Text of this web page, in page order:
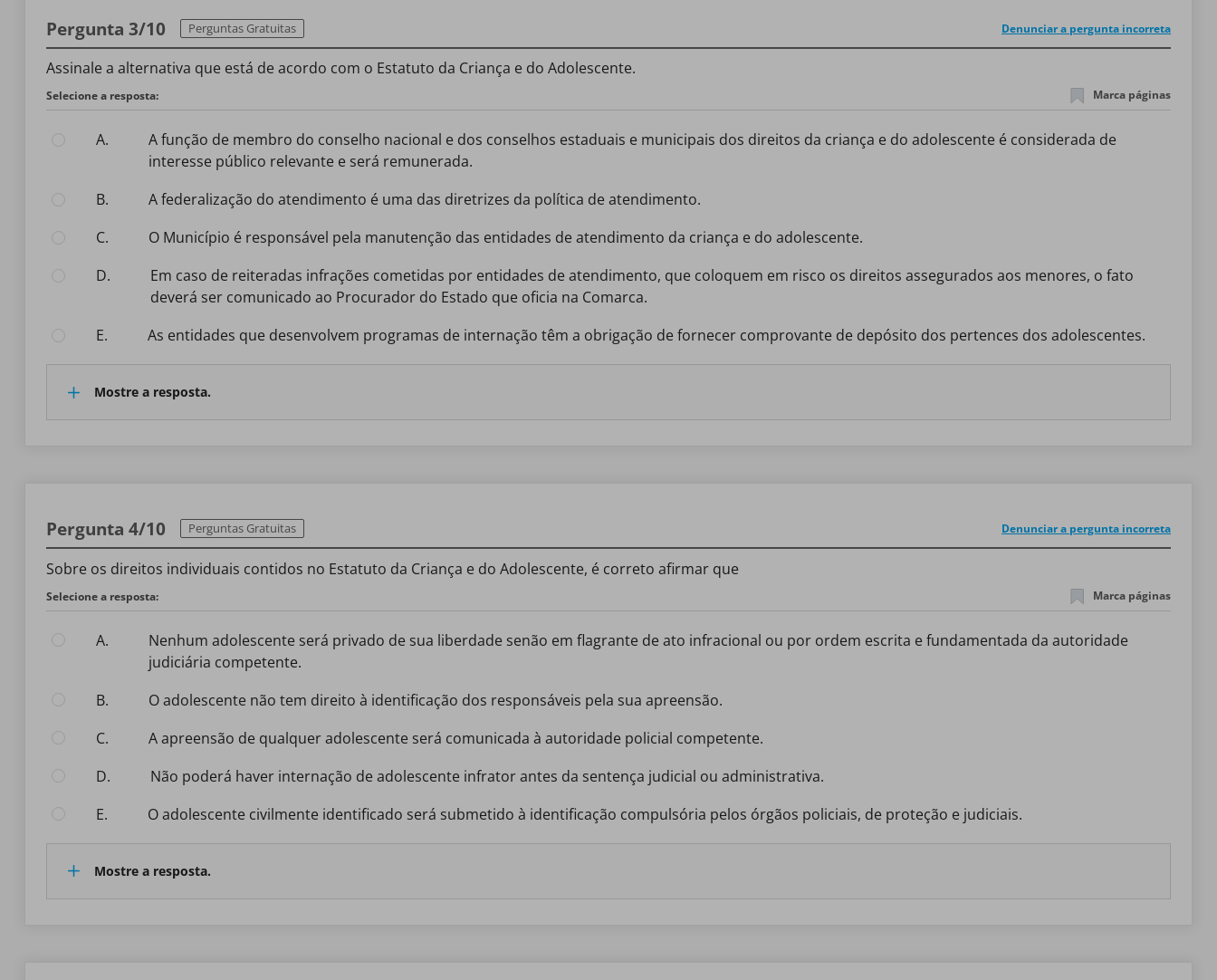
Pergunta 3/10 Perguntas Gratuitas Denunciar a pergunta incorreta
Assinale a alternativa que está de acordo com o Estatuto da Criança e do Adolescente.
Selecione a resposta: Marca páginas
A.
A função de membro do conselho nacional e dos conselhos estaduais e municipais dos direitos da criança e do adolescente é considerada de
interesse público relevante e será remunerada.
B.
A federalização do atendimento é uma das diretrizes da política de atendimento.
C.
O Município é responsável pela manutenção das entidades de atendimento da criança e do adolescente.
D.
Em caso de reiteradas infrações cometidas por entidades de atendimento, que coloquem em risco os direitos assegurados aos menores, o fato
deverá ser comunicado ao Procurador do Estado que oficia na Comarca.
E.
As entidades que desenvolvem programas de internação têm a obrigação de fornecer comprovante de depósito dos pertences dos adolescentes.
Mostre a resposta.
Pergunta 4/10 Perguntas Gratuitas Denunciar a pergunta incorreta
Sobre os direitos individuais contidos no Estatuto da Criança e do Adolescente, é correto afirmar que
Selecione a resposta: Marca páginas
A.
nenhum adolescente será privado de sua liberdade senão em flagrante de ato infracional ou por ordem escrita e fundamentada da autoridade
judiciária competente.
B.
o adolescente não tem direito à identificação dos responsáveis pela sua apreensão.
C.
a apreensão de qualquer adolescente será comunicada à autoridade policial competente.
D.
não poderá haver internação de adolescente infrator antes da sentença judicial ou administrativa.
E.
o adolescente civilmente identificado será submetido à identificação compulsória pelos órgãos policiais, de proteção e judiciais.
Mostre a resposta.